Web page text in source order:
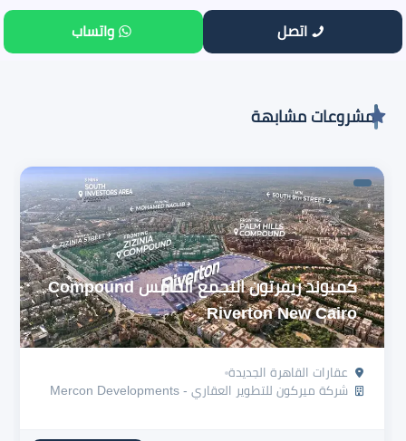
اتصل واتساب
مشروعات مشابهة
كمبوند ريفرتون التجمع الخامس Compound
Riverton New Cairo
عقارات القاهرة الجديدة
شركة ميركون للتطوير العقاري - Mercon Developments